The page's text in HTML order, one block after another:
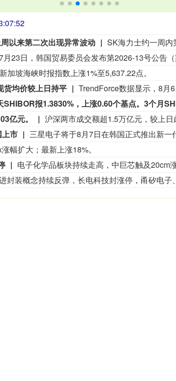
以来第二次出现异常波动
新加坡海峡时报指数上涨1%至5,637.22点。
均价较上日持平
报1.3830%，上涨0.60个基点。3个月
亿元。
沪深两市成交额超1.5万亿元，较上日
市
幅扩大；最新上涨18%。
电子化学品板块持续走高，中巨芯触及20cm